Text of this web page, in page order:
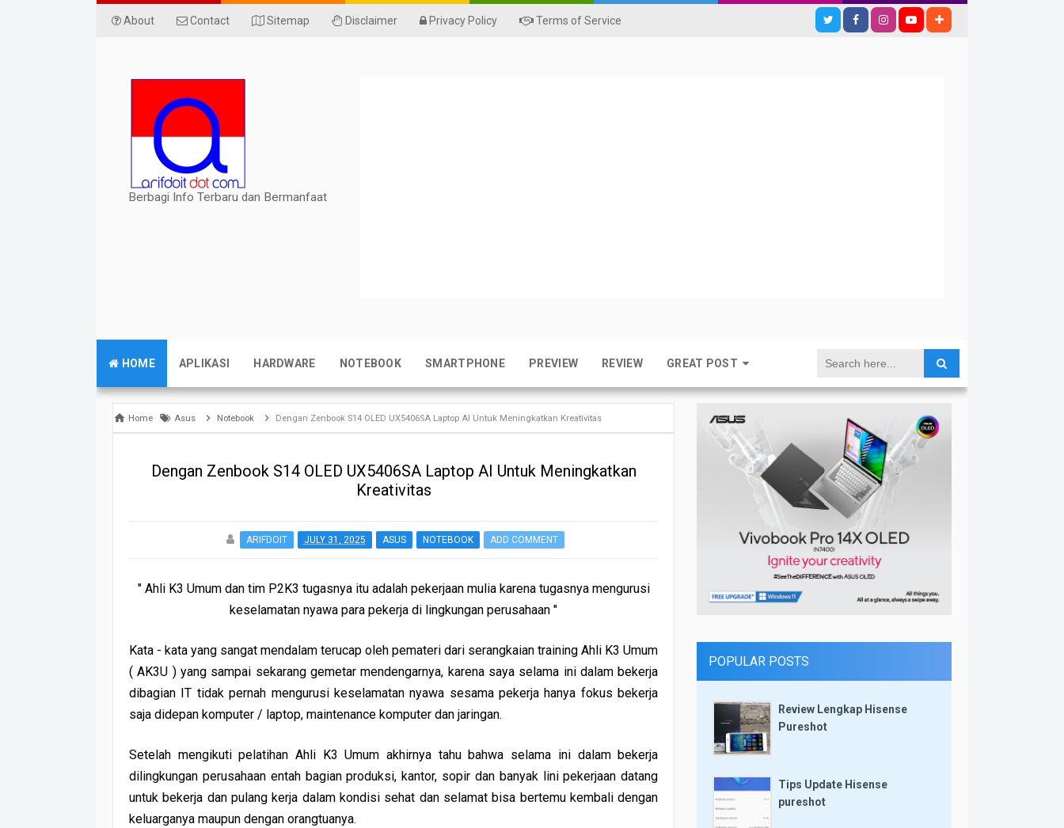
About Contact Sitemap Disclaimer Privacy Policy Terms of Service
Berbagi Info Terbaru dan Bermanfaat
HOME APLIKASI HARDWARE NOTEBOOK SMARTPHONE PREVIEW REVIEW GREAT POST
Home Asus Notebook Dengan Zenbook S14 OLED UX5406SA Laptop AI Untuk Meningkatkan Kreativitas
Dengan Zenbook S14 OLED UX5406SA Laptop AI Untuk Meningkatkan
Kreativitas
ARIFDOIT JULY 31, 2025 ASUS NOTEBOOK ADD COMMENT
" Ahli K3 Umum dan tim P2K3 tugasnya itu adalah pekerjaan mulia karena tugasnya mengurusi
keselamatan nyawa para pekerja di lingkungan perusahaan "
Kata - kata yang sangat mendalam terucap oleh pemateri dari serangkaian training Ahli K3 Umum
( AK3U ) yang sampai sekarang gemetar mendengarnya, karena saya selama ini dalam bekerja
dibagian IT tidak pernah mengurusi keselamatan nyawa sesama pekerja hanya fokus bekerja
saja didepan komputer / laptop, maintenance komputer dan jaringan.
Setelah mengikuti pelatihan Ahli K3 Umum akhirnya tahu bahwa selama ini dalam bekerja
dilingkungan perusahaan entah bagian produksi, kantor, sopir dan banyak lini pekerjaan datang
untuk bekerja dan pulang kerja dalam kondisi sehat dan selamat bisa bertemu kembali dengan
keluarganya maupun dengan orangtuanya.
POPULAR POSTS
Review Lengkap Hisense
Pureshot
Tips Update Hisense
pureshot